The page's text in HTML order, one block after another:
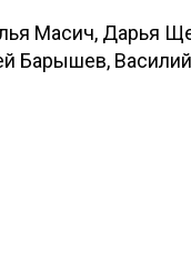
Масич, Дарья
Барышев,